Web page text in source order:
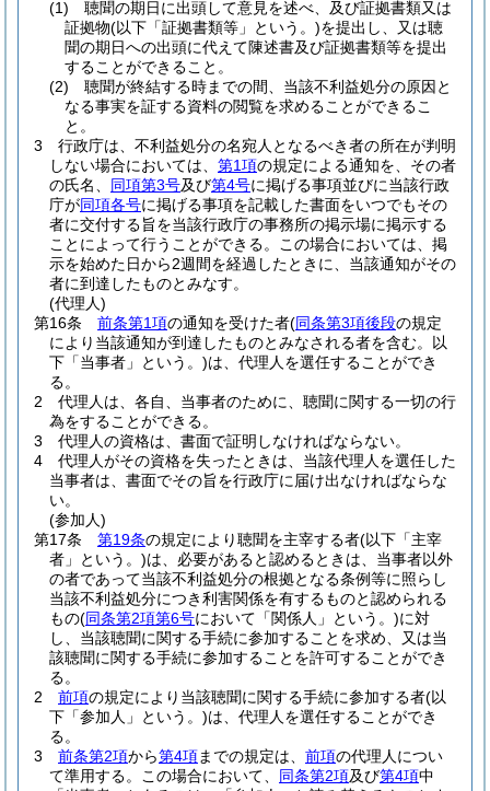
(1)
聴聞の期日に出頭して意見を述べ、及び証拠書類又は
証拠物(以下「証拠書類等」という。)を提出し、又は聴
聞の期日への出頭に代えて陳述書及び証拠書類等を提出
することができること。
(2)
聴聞が終結する時までの間、当該不利益処分の原因と
なる事実を証する資料の閲覧を求めることができるこ
と。
3
行政庁は、不利益処分の名宛人となるべき者の所在が判明
しない場合においては、 第1項の規定による通知を、その者
の氏名、 同項第3号及び第4号に掲げる事項並びに当該行政
庁が同項各号に掲げる事項を記載した書面をいつでもその
者に交付する旨を当該行政庁の事務所の掲示場に掲示する
ことによって行うことができる。
この場合においては、掲
示を始めた日から2週間を経過したときに、当該通知がその
者に到達したものとみなす。
(代理人)
第16条
前条第1項の通知を受けた者(同条第3項後段の規定
により当該通知が到達したものとみなされる者を含む。以
下「当事者」という。)は、代理人を選任することができ
る。
2
代理人は、各自、当事者のために、聴聞に関する一切の行
為をすることができる。
3
代理人の資格は、書面で証明しなければならない。
4
代理人がその資格を失ったときは、当該代理人を選任した
当事者は、書面でその旨を行政庁に届け出なければならな
い。
(参加人)
第17条
第19条の規定により聴聞を主宰する者(以下「主宰
者」という。)は、必要があると認めるときは、当事者以外
の者であって当該不利益処分の根拠となる条例等に照らし
当該不利益処分につき利害関係を有するものと認められる
もの(同条第2項第6号において「関係人」という。)に対
し、当該聴聞に関する手続に参加することを求め、又は当
該聴聞に関する手続に参加することを許可することができ
る。
2
前項の規定により当該聴聞に関する手続に参加する者(以
下「参加人」という。)は、代理人を選任することができ
る。
3
前条第2項から第4項までの規定は、 前項の代理人につい
て準用する。
この場合において、 同条第2項及び第4項中